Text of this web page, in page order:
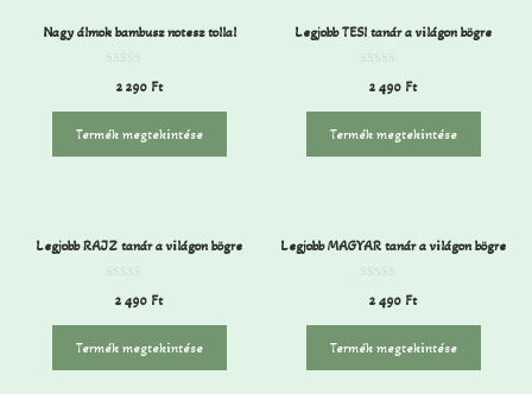
Nagy álmok bambusz notesz tollal
5
b
l
2 290 Ft
Termék megtekintése
Legjobb TESI tanár a világon bögre
5
b
l
2 490 Ft
Termék megtekintése
Legjobb RAJZ tanár a világon bögre
5
b
l
2 490 Ft
Termék megtekintése
Legjobb MAGYAR tanár a világon bögre
5
b
l
2 490 Ft
Termék megtekintése